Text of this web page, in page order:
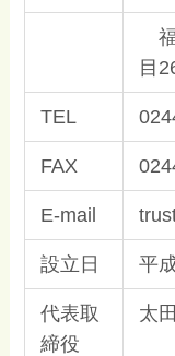
福
目
TEL
FAX
E-mail
設立日 平
代表取
締役
太